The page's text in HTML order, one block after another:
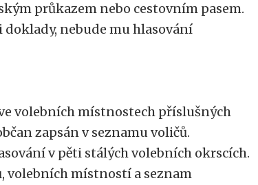
průkazem nebo cestovním pasem.
nebude mu hlasování
volebních místnostech příslušných
zapsán v seznamu voličů.
v pěti stálých volebních okrscích.
volebních místností a seznam